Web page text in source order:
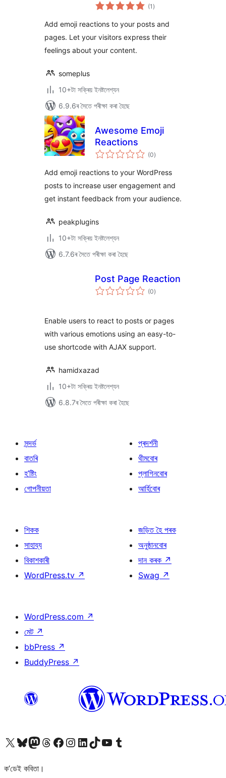
(1 টা
মুঠ)
Add emoji reactions to your posts and
pages. Let your visitors express their
feelings about your content.
someplus
10+টা সক্ৰিয় ইনষ্টলেশ্যন
6.9.6ৰ সৈতে পৰীক্ষা কৰা হৈছে
Awesome Emoji
Reactions
(0টা
মুঠ)
Add emoji reactions to your WordPress
posts to increase user engagement and
get instant feedback from your audience.
peakplugins
10+টা সক্ৰিয় ইনষ্টলেশ্যন
6.7.6ৰ সৈতে পৰীক্ষা কৰা হৈছে
Post Page Reaction
(0টা
মুঠ)
Enable users to react to posts or pages
with various emotions using an easy-to-
use shortcode with AJAX support.
hamidxazad
10+টা সক্ৰিয় ইনষ্টলেশ্যন
6.8.7ৰ সৈতে পৰীক্ষা কৰা হৈছে
সন্দৰ্ভ
বাতৰি
হ’ষ্টিং
গোপনীয়তা
প্ৰদৰ্শনী
থীমবোৰ
প্লাগিনবোৰ
আৰ্হিবোৰ
শিকক
সাহায্য
বিকাশকাৰী
WordPress.tv ↗
জড়িত হৈ পৰক
অনুষ্ঠানবোৰ
দান কৰক ↗
Swag ↗
WordPress.com ↗
মেট ↗
bbPress ↗
BuddyPress ↗
আমাৰ X (আগৰ Twitter) একাউণ্টলৈ যাওকআমাৰ Bluesky একাউণ্টলৈ যাওকআমাৰ Mastodon একাউণ্টলৈ যাওকআমাৰ Threads একাউণ্টলৈ যাওকআমাৰ Facebook পৃষ্ঠালৈ যাওকআমাৰ Instagram একাউণ্টলৈ যাওকআমাৰ LinkedIn একাউণ্টলৈ যাওকআমাৰ TikTok একাউণ্টলৈ যাওকআমাৰ YouTube চেনেললৈ যাওকআমাৰ Tumblr একাউণ্টলৈ যাওক
ক’ডেই কবিতা।